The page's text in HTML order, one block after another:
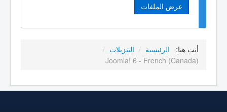
عرض الملفات
أنت هنا: الرئيسية / التنزيلات /
Joomla! 6 - French (Canada)